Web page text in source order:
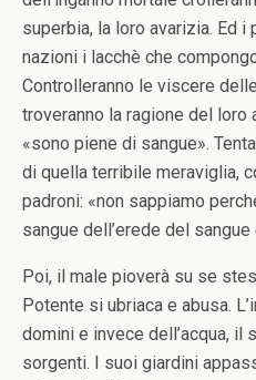
superbia, la loro avarizia. Ed i
nazioni i lacchè che
Controlleranno le viscere
troveranno la ragione del loro
«sono piene di sangue».
di quella terribile meraviglia,
padroni: «non sappiamo
sangue dell’erede del sangue
Poi, il male pioverà su se
Potente si ubriaca e abusa.
domini e invece dell’acqua, il
sorgenti. I suoi giardini